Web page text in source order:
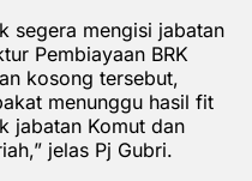
segera mengisi jabatan
Pembiayaan BRK
kosong tersebut,
menunggu hasil fit
jabatan Komut dan
jelas Pj Gubri.